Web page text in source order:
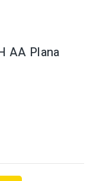
AA Plana